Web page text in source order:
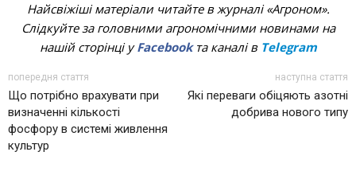
Найсвіжіші матеріали читайте в журналі «Агроном».
Слідкуйте за головними агрономічними новинами на
нашій сторінці уFacebookта каналі в Telegram
попередня стаття
Що потрібно врахувати при
визначенні кількості
фосфору в системі живлення
культур
наступна стаття
Які переваги обіцяють азотні
добрива нового типу